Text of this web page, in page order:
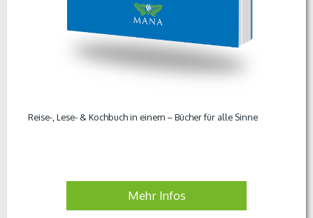
Reise-, Lese- & Kochbuch in einem – Bücher für alle Sinne
Mehr Infos